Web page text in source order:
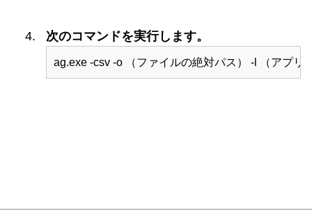
次のコマンドを実行します。
ag.exe -csv -o （ファイルの絶対パス） -l （アプリ